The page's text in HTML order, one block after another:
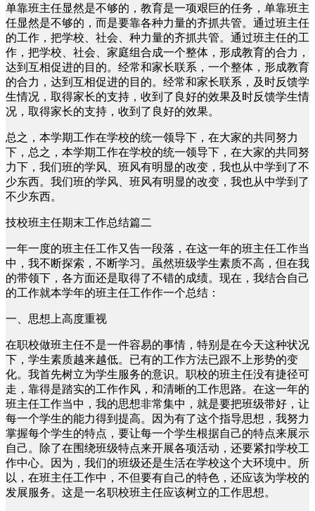
单靠班主任显然是不够的，教育是一项艰巨的任务，单靠班主
任显然是不够的，而是要靠各种力量的齐抓共管。通过班主任
的工作，把学校、社会、种力量的齐抓共管。通过班主任的工
作，把学校、社会、家庭组合成一个整体，形成教育的合力，
达到互相促进的目的。经常和家长联系，一个整体，形成教育
的合力，达到互相促进的目的。经常和家长联系，及时反馈学
生情况，取得家长的支持，收到了良好的效果及时反馈学生情
况，取得家长的支持，收到了良好的效果。
总之，本学期工作在学校的统一领导下，在大家的共同努力
下，总之，本学期工作在学校的统一领导下，在大家的共同努
力下，我们班的学风、班风有明显的改变，我也从中学到了不
少东西。我们班的学风、班风有明显的改变，我也从中学到了
不少东西。
技校班主任期末工作总结篇二
一年一度的班主任工作又告一段落，在这一年的班主任工作当
中，我不断探索，不断学习。虽然班级学生素质不高，但在我
的带领下，各方面还是取得了不错的成绩。现在，我结合自己
的工作就本学年的班主任工作作一个总结：
一、思想上高度重视
在职校做班主任不是一件容易的事情，特别是在今天这种状况
下，学生素质越来越低。已有的工作方法已跟不上形势的变
化。我首先树立为学生服务的意识。职校的班主任没有捷径可
走，靠得是踏实的工作作风，和清晰的工作思路。在这一年的
班主任工作当中，我的思想非常集中，就是要把班级带好，让
每一个学生的能力得到提高。因为有了这个指导思想，我努力
掌握每个学生的特点，要让每一个学生根据自己的特点来展示
自己。除了在围绕班级特点来开展各项活动，还要紧扣学校工
作中心。因为，我们的班级还是生活在学校这个大环境中。所
以，在班主任工作中，不但要有自己的特色，还应该为学校的
发展服务。这是一名职校班主任应该树立的工作思想。